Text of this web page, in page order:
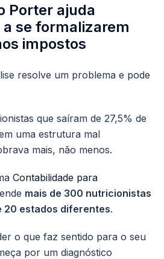
Porter ajuda
se formalizarem
impostos
resolve um problema e pode
que saíram de 27,5% de
uma estrutura mal
mais, não menos.
Contabilidade para
mais de 300 nutricionistas
20 estados diferentes.
o que faz sentido para o seu
por um diagnóstico